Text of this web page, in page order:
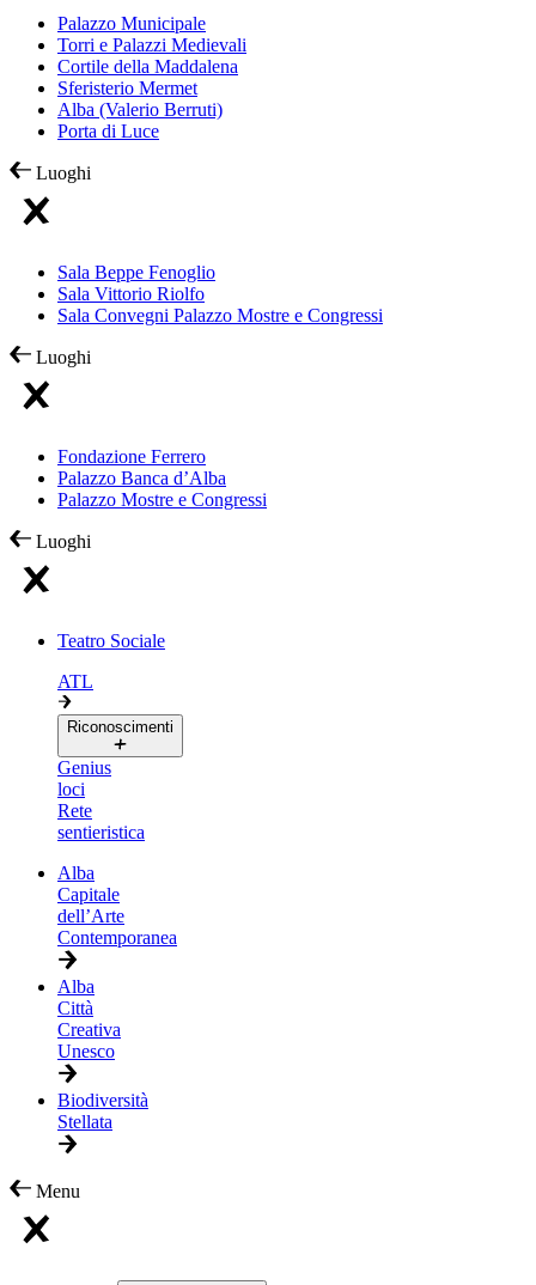
Palazzo Municipale
Torri e Palazzi Medievali
Cortile della Maddalena
Sferisterio Mermet
Alba (Valerio Berruti)
Porta di Luce
Luoghi
Sala Beppe Fenoglio
Sala Vittorio Riolfo
Sala Convegni Palazzo Mostre e Congressi
Luoghi
Fondazione Ferrero
Palazzo Banca d’Alba
Palazzo Mostre e Congressi
Luoghi
Teatro Sociale
ATL
Riconoscimenti
Genius
loci
Rete
sentieristica
Alba
Capitale
dell’Arte
Contemporanea
Alba
Città
Creativa
Unesco
Biodiversità
Stellata
Menu